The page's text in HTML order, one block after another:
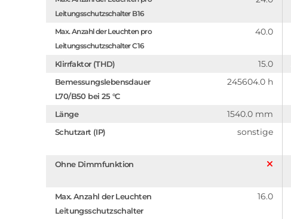
Leitungsschutzschalter B16
Max. Anzahl der Leuchten pro
Leitungsschutzschalter C16
40.0
Klirrfaktor (THD) 15.0
Bemessungslebensdauer
L70/B50 bei 25 °C
245604.0 h
Länge 1540.0 mm
Schutzart (IP) sonstige
Ohne Dimmfunktion
Max. Anzahl der Leuchten
Leitungsschutzschalter
16.0